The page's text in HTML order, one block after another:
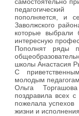
самостоятельно
пополняется, и
Заволжского
которые выбрали
интересную
Пополнят ряды
школы Анастасия
С
молодым
Ольга
поздравила всех
пожелала успехов
жизни и